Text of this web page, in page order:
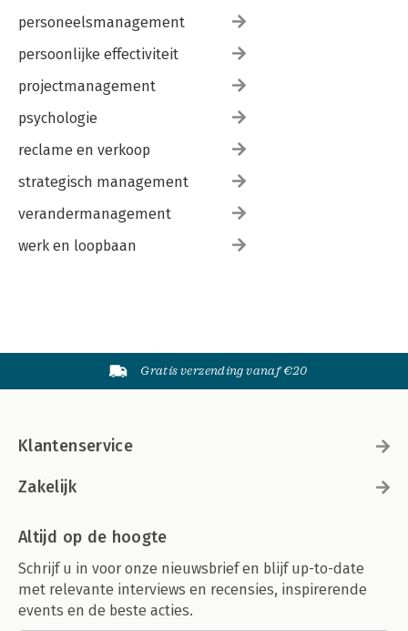
personeelsmanagement
persoonlijke effectiviteit
projectmanagement
psychologie
reclame en verkoop
strategisch management
verandermanagement
werk en loopbaan
Gratis verzending vanaf €20
Klantenservice
Zakelijk
Altijd op de hoogte
Schrijf u in voor onze nieuwsbrief en blijf up-to-date
met relevante interviews en recensies, inspirerende
events en de beste acties.